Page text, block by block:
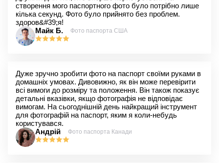
створення мого паспортного фото було потрібно лише
кілька секунд. Фото було прийнято без проблем.
здоров&#39;я!
Майк Б.
Фото паспорта США
Дуже зручно зробити фото на паспорт своїми руками в
домашніх умовах. Дивовижно, як він може перевірити
всі вимоги до розміру та положення. Він також показує
детальні вказівки, якщо фотографія не відповідає
вимогам. На сьогоднішній день найкращий інструмент
для фотографій на паспорт, яким я коли-небудь
користувався.
Андрій
Фото паспорта Канади